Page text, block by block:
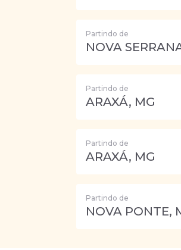
Partindo de
NOVA
Partindo de
ARAXÁ, MG
Partindo de
ARAXÁ, MG
Partindo de
NOVA PONTE,